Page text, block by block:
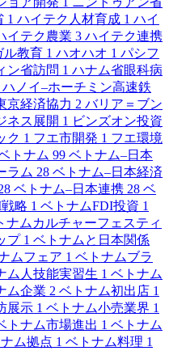
1 ハイテク人材育成 1 ハイ
イテク農業 3 ハイテク連携
ル教育 1 ハオハオ 1 パシフ
ン省訪問 1 ハナム省眼科病
ハノイ–ホーチミン高速鉄
京経済協力 2 バリア＝ブン
ネス展開 1 ビンズオン投資
ク 1 フエ市開発 1 フエ環境
トナム 99 ベトナム–日本
ラム 28 ベトナム–日本経済
ベトナム–日本連携 28 ベ
略 1 ベトナムFDI投資 1
ナムカルチャーフェスティ
プ 1 ベトナムと日本関係
ムフェア 1 ベトナムブラ
ム人技能実習生 1 ベトナム
ム企業 2 ベトナム初出店 1
展示 1 ベトナム小売業界 1
トナム市場進出 1 ベトナム
ム拠点 1 ベトナム料理 1